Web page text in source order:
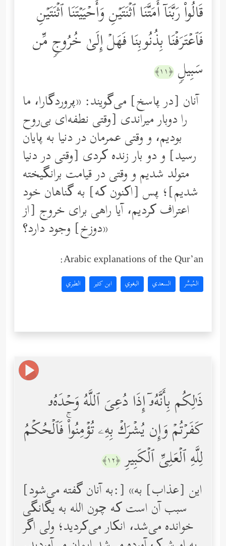
قَالُواْ رَبَّنَاۤ أَمَتَّنَا ٱثۡنَتَیۡنِ وَأَحۡیَیۡتَنَا ٱثۡنَتَیۡنِ
فَٱعۡتَرَفۡنَا بِذُنُوبِنَا فَهَلۡ إِلَىٰ خُرُوجࣲ مِّن
سَبِیلࣲ ﴿١١﴾
آنان [در پاسخ] می‌گویند: «پروردگارا، ما
را دوبار میراندی [وقتی نطفه‌ای بی‌روح
بودیم، و وقتی عمرمان در دنیا به پایان
رسید] و دو بار زنده کردی [وقتی در دنیا
متولد شدیم و وقتی در قیامت برانگیخته
شدیم]؛ پس [اکنون که] به گناهان خود
اعتراف کردیم، آیا راهی برای خروج [از
دوزخ] وجود دارد؟»
Arabic explanations of the Qur’an:
المُيسَّر السعدي البغوي ابن كثير الطبري
ذَ ٰ⁠لِكُم بِأَنَّهُۥۤ إِذَا دُعِیَ ٱللَّهُ وَحۡدَهُۥ
كَفَرۡتُمۡ وَإِن یُشۡرَكۡ بِهِۦ تُؤۡمِنُواْۚ فَٱلۡحُكۡمُ
لِلَّهِ ٱلۡعَلِیِّ ٱلۡكَبِیرِ ﴿١٢﴾
[به آنان گفته می‌شود:] «این [عذاب] به
سبب آن است که چون الله به یگانگی
خوانده می‌شد، انکار می‌کردید؛ ولی اگر